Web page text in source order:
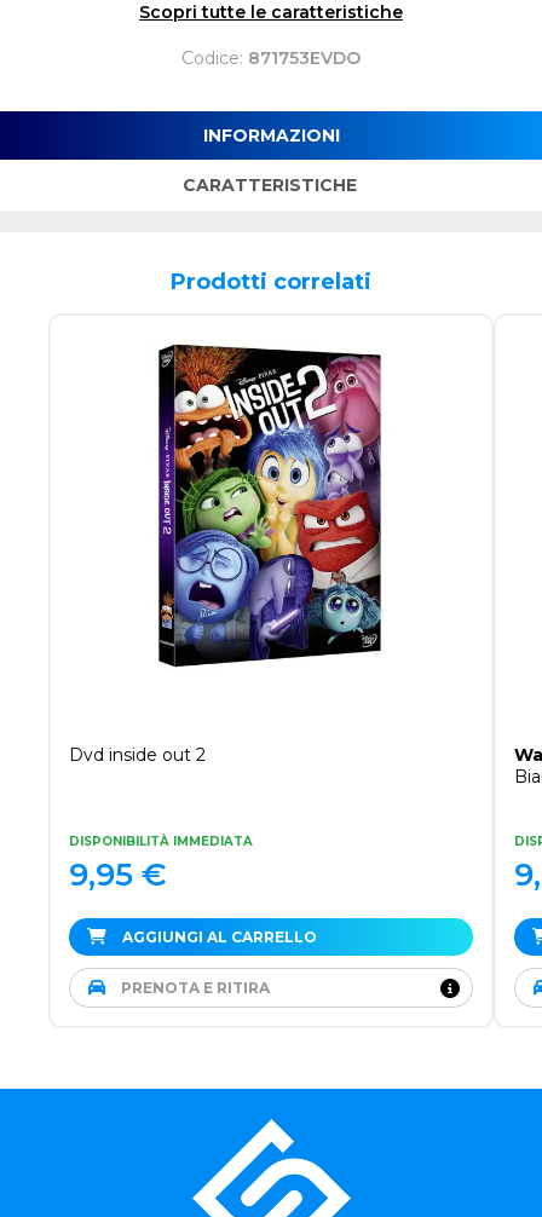
Scopri tutte le caratteristiche
Codice: 871753EVDO
INFORMAZIONI
CARATTERISTICHE
Prodotti correlati
Dvd inside out 2
DISPONIBILITÀ IMMEDIATA
9,95 €
AGGIUNGI AL CARRELLO
PRENOTA E RITIRA